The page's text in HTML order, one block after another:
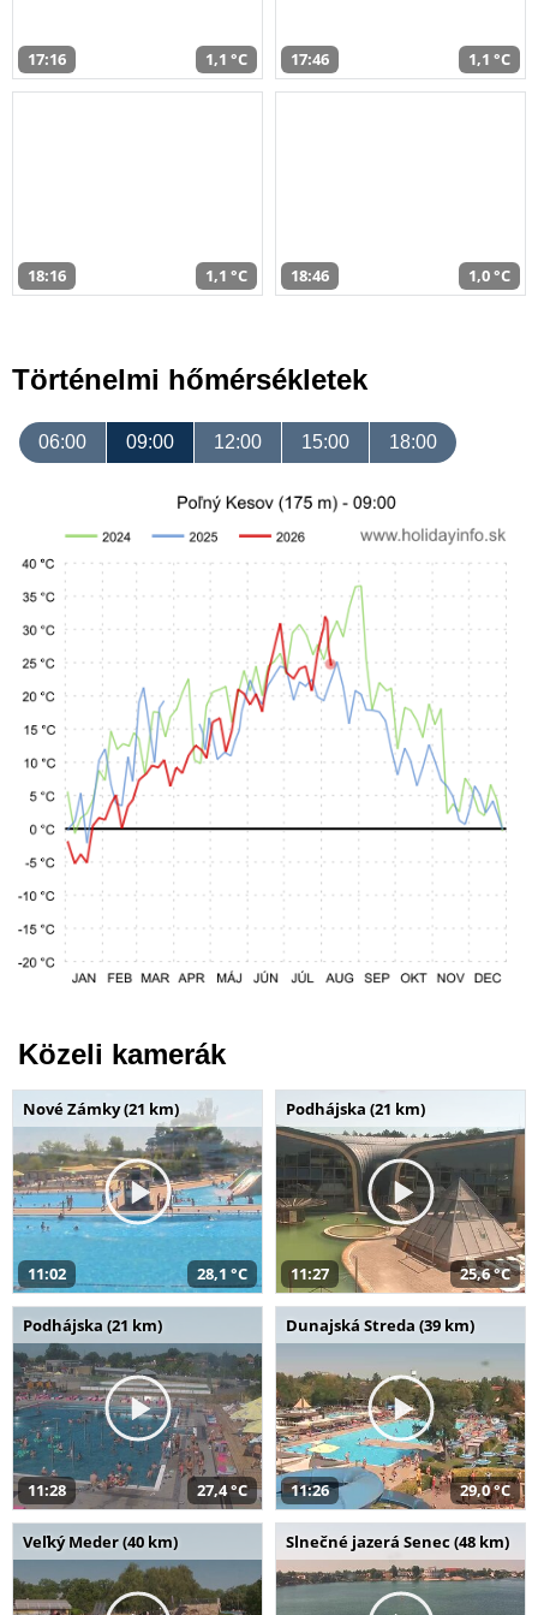
17:16 1,1 °C 17:46 1,1 °C
18:16 1,1 °C 18:46 1,0 °C
Történelmi hőmérsékletek
06:00 09:00 12:00 15:00 18:00
Közeli kamerák
Nové Zámky (21 km)
11:02 28,1 °C
Podhájska (21 km)
11:27 25,6 °C
Podhájska (21 km)
11:28 27,4 °C
Dunajská Streda (39 km)
11:26 29,0 °C
Veľký Meder (40 km) Slnečné jazerá Senec (48 km)